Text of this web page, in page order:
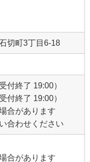
切町3丁目6‐18
終了 19:00）
付終了 19:00）
合があります
合わせください
合があります